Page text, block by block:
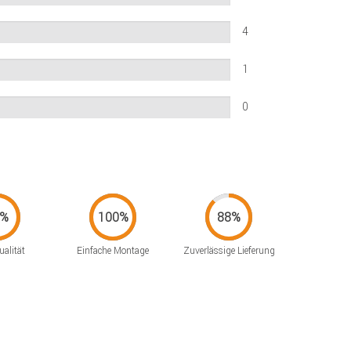
4
1
0
Einfache Montage Zuverlässige Lieferung